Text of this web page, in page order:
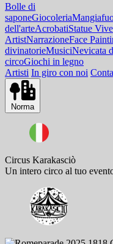
Bolle di
saponeGiocoleria
dell'arteAcrobatiStatue
ArtistNarrazioneFace
divinatorieMusiciNevicata
circoGiochi in legno
Artisti In giro con noi
Norma
Circus Karakasciò
Un intero circo al tuo